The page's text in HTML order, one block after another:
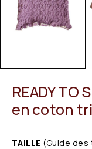
READY TO
en coton
TAILLE (Guide des